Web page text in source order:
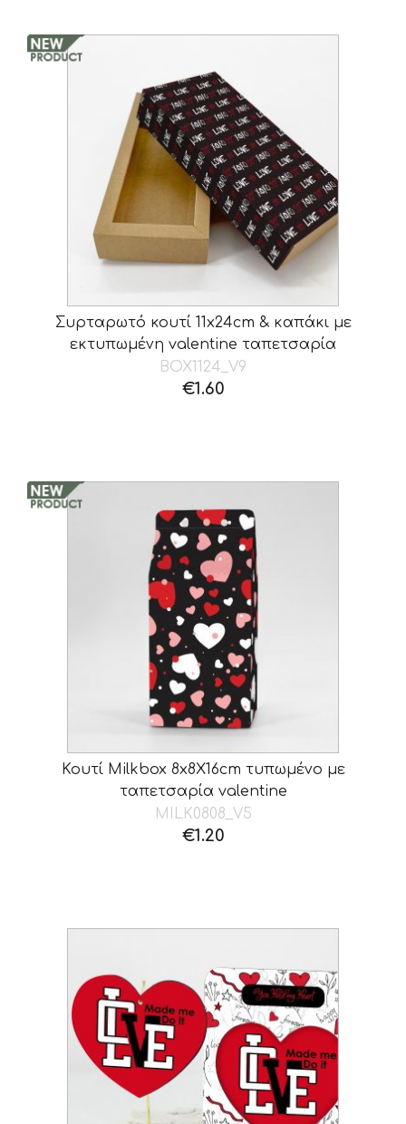
Συρταρωτό κουτί 11x24cm & καπάκι με
εκτυπωμένη valentine ταπετσαρία
BOX1124_V9
€1.60
Κουτί Milkbox 8x8X16cm τυπωμένο με
ταπετσαρία valentine
MILK0808_V5
€1.20